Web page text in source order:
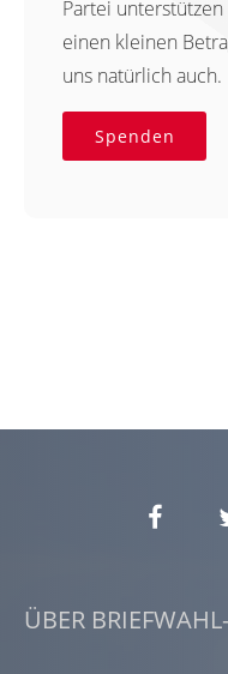
Partei
einen kleinen
uns natürlich auch.
Spenden
ÜBER